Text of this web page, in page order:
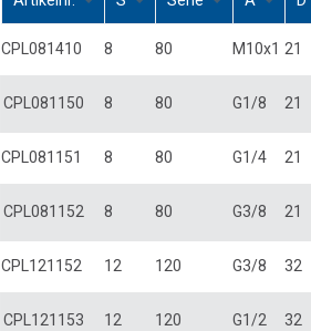
CPL081410 8 80 M10x1 21
CPL081150 8 80 G1/8 21
CPL081151 8 80 G1/4 21
CPL081152 8 80 G3/8 21
CPL121152 12 120 G3/8 32
CPL121153 12 120 G1/2 32